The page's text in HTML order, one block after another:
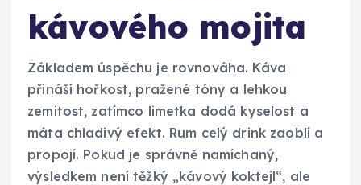
kávového mojita
Základem úspěchu je rovnováha. Káva
přináší hořkost, pražené tóny a lehkou
zemitost, zatímco limetka dodá kyselost a
máta chladivý efekt. Rum celý drink zaoblí a
propojí. Pokud je správně namíchaný,
výsledkem není těžký „kávový koktejl“, ale